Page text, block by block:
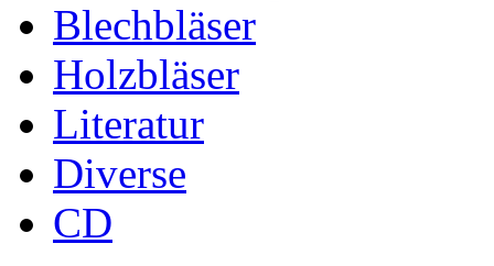
Blechbläser
Holzbläser
Literatur
Diverse
CD